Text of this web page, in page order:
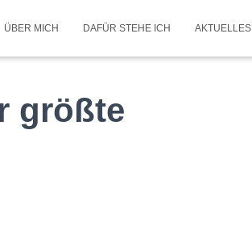
ÜBER MICH DAFÜR STEHE ICH AKTUELLES
größte